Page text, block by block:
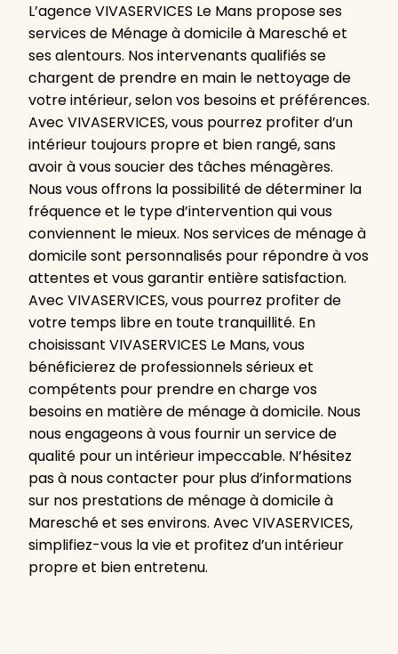
L’agence VIVASERVICES Le Mans propose ses
services de Ménage à domicile à Maresché et
ses alentours. Nos intervenants qualifiés se
chargent de prendre en main le nettoyage de
votre intérieur, selon vos besoins et préférences.
Avec VIVASERVICES, vous pourrez profiter d’un
intérieur toujours propre et bien rangé, sans
avoir à vous soucier des tâches ménagères.
Nous vous offrons la possibilité de déterminer la
fréquence et le type d’intervention qui vous
conviennent le mieux. Nos services de ménage à
domicile sont personnalisés pour répondre à vos
attentes et vous garantir entière satisfaction.
Avec VIVASERVICES, vous pourrez profiter de
votre temps libre en toute tranquillité. En
choisissant VIVASERVICES Le Mans, vous
bénéficierez de professionnels sérieux et
compétents pour prendre en charge vos
besoins en matière de ménage à domicile. Nous
nous engageons à vous fournir un service de
qualité pour un intérieur impeccable. N’hésitez
pas à nous contacter pour plus d’informations
sur nos prestations de ménage à domicile à
Maresché et ses environs. Avec VIVASERVICES,
simplifiez-vous la vie et profitez d’un intérieur
propre et bien entretenu.